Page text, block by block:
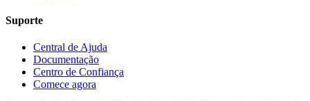
Suporte
Central de Ajuda
Documentação
Centro de Confiança
Comece agora